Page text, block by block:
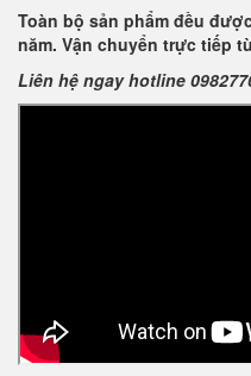
Toàn bộ sản phẩm đều
năm. Vận chuyển trực tiếp
Liên hệ ngay hotline